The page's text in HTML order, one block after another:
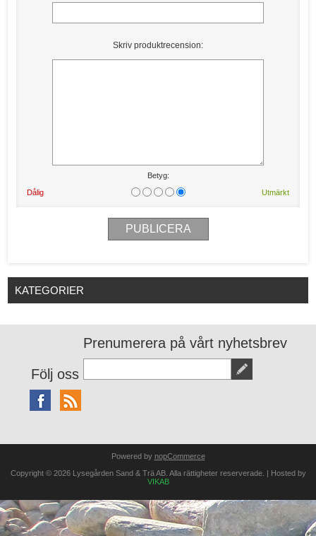
Skriv produktrecension:
Betyg:
Dålig
Utmärkt
KATEGORIER
Följ oss
Prenumerera på vårt nyhetsbrev
Powered by nopCommerce
Copyright © 2026 Lysegården Sand & Trä AB. Alla rättigheter reserverade. | Hosted by
VIKAB